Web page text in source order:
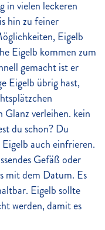
in vielen leckeren
hin zu feiner
Eigelb
Eigelb kommen zum
gemacht ist er
Eigelb übrig hast,
Glanz verleihen. kein
du schon? Du
auch einfrieren.
Gefäß oder
mit dem Datum. Es
Eigelb sollte
werden, damit es